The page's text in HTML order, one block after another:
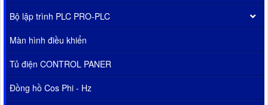
Bộ lập trình PLC PRO-PLC
Màn hình điều khiển
Tủ điện CONTROL PANER
Đồng hồ Cos Phi - Hz